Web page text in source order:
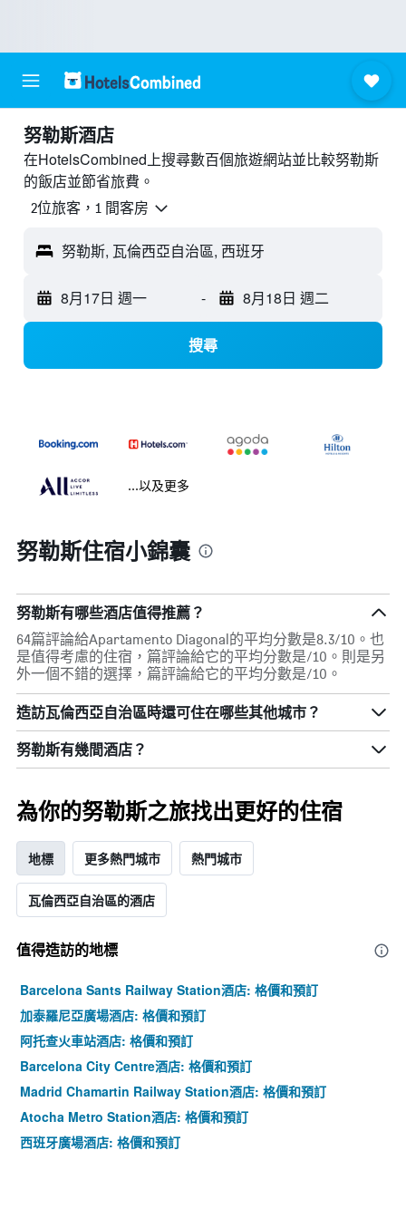
努勒斯酒店
在HotelsCombined上搜尋數百個旅遊網站並比較努勒斯
的飯店並節省旅費。
2位旅客，1 間客房
努勒斯, 瓦倫西亞自治區, 西班牙
8月17日 週一 - 8月18日 週二
搜尋
...以及更多
努勒斯住宿小錦囊
努勒斯有哪些酒店值得推薦？
64篇評論給Apartamento Diagonal的平均分數是8.3/10。也
是值得考慮的住宿，篇評論給它的平均分數是/10。則是另
外一個不錯的選擇，篇評論給它的平均分數是/10。
造訪瓦倫西亞自治區​時還可住在哪些其他城市？
努勒斯​有幾間酒店？
為你的努勒斯之旅找出更好的住宿
地標 更多熱門城市 熱門城市
瓦倫西亞自治區的酒店
值得造訪的地標
Barcelona Sants Railway Station酒店: 格價和預訂
加泰羅尼亞廣場酒店: 格價和預訂
阿托查火車站酒店: 格價和預訂
Barcelona City Centre酒店: 格價和預訂
Madrid Chamartin Railway Station酒店: 格價和預訂
Atocha Metro Station酒店: 格價和預訂
西班牙廣場酒店: 格價和預訂